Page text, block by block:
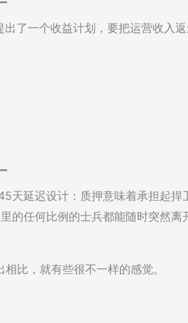
了一个收益计划，要把运营收入
天延迟设计：质押意味着承担起捍
的任何比例的士兵都能随时突然离
比，就有些很不一样的感觉。